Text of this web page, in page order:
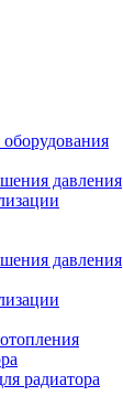
давления
давления
радиатора